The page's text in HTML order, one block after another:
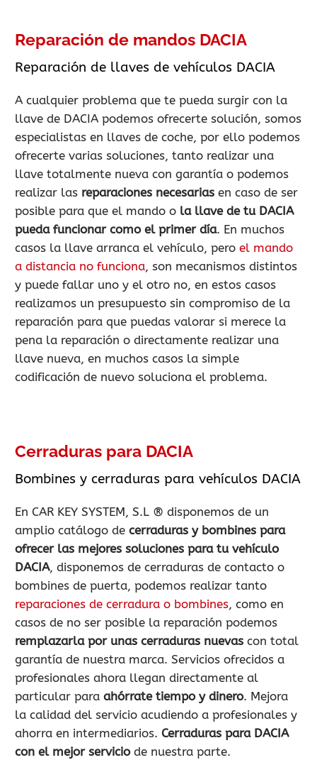
Reparación de mandos DACIA
Reparación de llaves de vehículos DACIA
A cualquier problema que te pueda surgir con la
llave de DACIA podemos ofrecerte solución, somos
especialistas en llaves de coche, por ello podemos
ofrecerte varias soluciones, tanto realizar una
llave totalmente nueva con garantía o podemos
realizar las reparaciones necesarias en caso de ser
posible para que el mando o la llave de tu DACIA
pueda funcionar como el primer día. En muchos
casos la llave arranca el vehículo, pero el mando
a distancia no funciona, son mecanismos distintos
y puede fallar uno y el otro no, en estos casos
realizamos un presupuesto sin compromiso de la
reparación para que puedas valorar si merece la
pena la reparación o directamente realizar una
llave nueva, en muchos casos la simple
codificación de nuevo soluciona el problema.
Cerraduras para DACIA
Bombines y cerraduras para vehículos DACIA
En CAR KEY SYSTEM, S.L ® disponemos de un
amplio catálogo de cerraduras y bombines para
ofrecer las mejores soluciones para tu vehículo
DACIA, disponemos de cerraduras de contacto o
bombines de puerta, podemos realizar tanto
reparaciones de cerradura o bombines, como en
casos de no ser posible la reparación podemos
remplazarla por unas cerraduras nuevas con total
garantía de nuestra marca. Servicios ofrecidos a
profesionales ahora llegan directamente al
particular para ahórrate tiempo y dinero. Mejora
la calidad del servicio acudiendo a profesionales y
ahorra en intermediarios. Cerraduras para DACIA
con el mejor serviciode nuestra parte.